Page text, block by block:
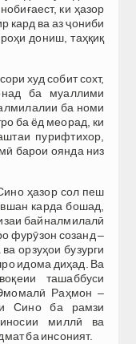
ки ҳазор
кард ва аз ҷониби
дониш, таҳқиқ
худ собит сохт,
ба муаллими
ба номи
ба ёд меорад, ки
пурифтихор,
барои оянда низ
ҳазор сол пеш
карда бошад,
байналмилалӣ
фурӯзон созанд –
орзуҳои бузурги
идома диҳад. Ва
ташаббуси
Раҳмон –
Сино ба рамзи
миллӣ ва
ба инсоният.